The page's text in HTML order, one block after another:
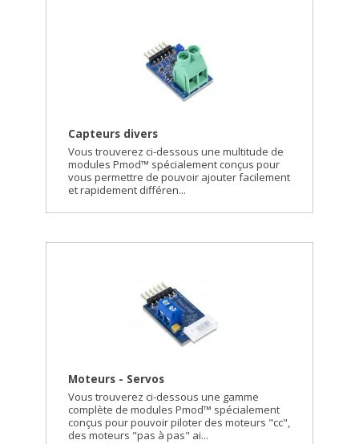
Capteurs divers
Vous trouverez ci-dessous une multitude de
modules Pmod™ spécialement conçus pour
vous permettre de pouvoir ajouter facilement
et rapidement différen...
Moteurs - Servos
Vous trouverez ci-dessous une gamme
complète de modules Pmod™ spécialement
conçus pour pouvoir piloter des moteurs "cc",
des moteurs "pas à pas" ai...